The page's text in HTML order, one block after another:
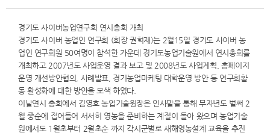
경기도 사이버농업연구회 연시총회 개최
경기도 사이버 농업인 연구회 (회장 권혁재)는 2월15일 경기도 사이버 농
업인 연구회원 50여명이 참석한 가운데 경기도농업기술원에서 연시총회를
개최하고 2007년도 사업운영 결과 보고 및 2008년도 사업계획, 홈폐이지
운영 개선방안협의, 사례발표, 경기농업마케팅 대학운영 방안 등 연구회활
동 활성화에 대한 방안을 모색 하였다.
이날연시 총회에서 김영호 농업기술원장은 인사말을 통해 무자년도 벌써 2
월 중순에 접어들어 서서히 영농을 준비하는 계절이 돌아 왔으며 농업기술
원에서도 1월초부터 2월초순 까지 각시군별로 새해영농설계 교육을 추진